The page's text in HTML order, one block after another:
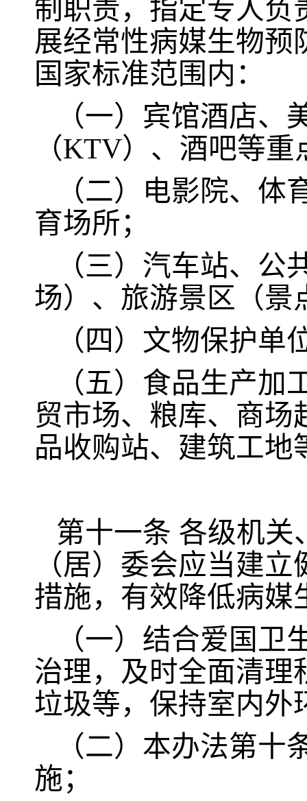
制职责，指定专人负
展经常性病媒生物预
国家标准范围内：
（一）宾馆酒店
（KTV）、酒吧等
（二）电影院、
育场所；
（三）汽车站、
场）、旅游景区（景
（四）文物保护单
（五）食品生产
贸市场、粮库、商
品收购站、建筑工地
第十一条 各级机关
（居）委会应当建
措施，有效降低病媒
（一）结合爱国
治理，及时全面清理
垃圾等，保持室内外
（二）本办法第
施；